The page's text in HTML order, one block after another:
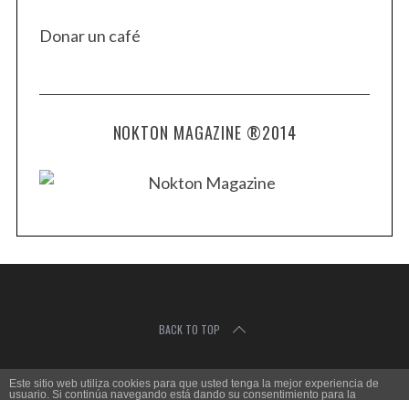
Donar un café
NOKTON MAGAZINE ®2014
BACK TO TOP
Este sitio web utiliza cookies para que usted tenga la mejor experiencia de
usuario. Si continúa navegando está dando su consentimiento para la